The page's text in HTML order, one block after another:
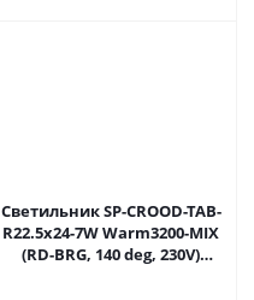
Светильник SP-CROOD-TAB-
R22.5x24-7W Warm3200-MIX
(RD-BRG, 140 deg, 230V)